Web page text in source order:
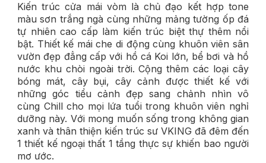
Kiến trúc cửa mái vòm là chủ đạo kết hợp tone
màu sơn trắng ngà cùng những mảng tường ốp đá
tự nhiên cao cấp làm kiến trúc biệt thự thêm nổi
bật. Thiết kế mái che di động cùng khuôn viên sân
vườn đẹp đẳng cấp với hồ cá Koi lớn, bể bơi và hồ
nước khu chòi ngoài trời. Cộng thêm các loại cây
bóng mát, cây bụi, cây cảnh được thiết kế với
những góc tiểu cảnh đẹp sang chảnh nhìn vô
cùng Chill cho mọi lứa tuổi trong khuôn viên nghỉ
dưỡng này. Với mong muốn sống trong không gian
xanh và thân thiện kiến trúc sư VKING đã đêm đến
1 thiết kế ngoại thất 1 tầng thực sự khiến bao người
mơ ước.